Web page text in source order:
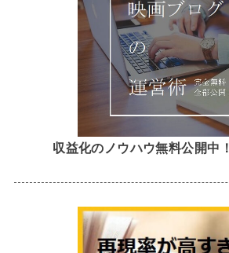
収益化のノウハウ無料公開中！